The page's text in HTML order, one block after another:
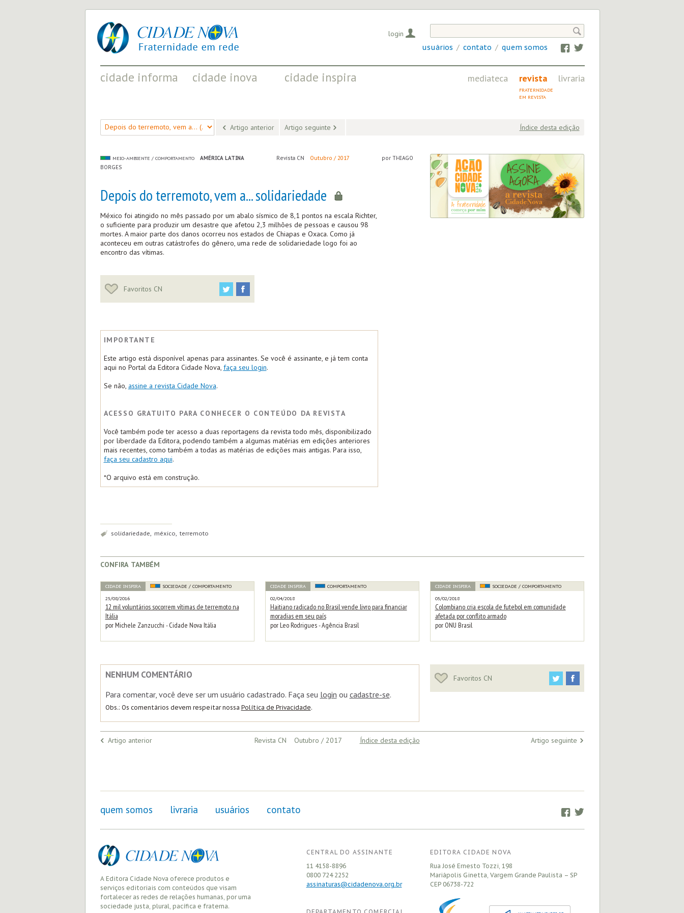
cidade
nova
UM
PROJETO
PELA
FRATERNIDADE
cidade informa cidade inova cidade inspira mediateca revista
FRATERNIDADE
EM REVISTA
livraria

login
usuários / contato / quem somos Facebook
Twitter
Artigo anterior Artigo seguinte Índice desta edição
MEIO-AMBIENTE / COMPORTAMENTO AMÉRICA LATINA Revista CN Outubro / 2017
por THIAGO
BORGES
Depois do terremoto, vem a... solidariedade
México foi atingido no mês passado por um abalo sísmico de 8,1 pontos na escala Richter,
o suficiente para produzir um desastre que afetou 2,3 milhões de pessoas e causou 98
mortes. A maior parte dos danos ocorreu nos estados de Chiapas e Oxaca. Como já
aconteceu em outras catástrofes do gênero, uma rede de solidariedade logo foi ao
encontro das vítimas.
Favoritos CN
IMPORTANTE
Este artigo está disponível apenas para assinantes. Se você é assinante, e já tem conta
aqui no Portal da Editora Cidade Nova, faça seu login.
Se não, assine a revista Cidade Nova.
ACESSO GRATUITO PARA CONHECER O CONTEÚDO DA REVISTA
Você também pode ter acesso a duas reportagens da revista todo mês, disponibilizado
por liberdade da Editora, podendo também a algumas matérias em edições anteriores
mais recentes, como também a todas as matérias de edições mais antigas. Para isso,
faça seu cadastro aqui.
*O arquivo está em construção.
Tags:solidariedade, méxico, terremoto
confira também
CIDADE INSPIRA SOCIEDADE / COMPORTAMENTO
25/08/2016
12 mil voluntários socorrem vítimas de terremoto na
Itália
por Michele Zanzucchi - Cidade Nova Itália
CIDADE INSPIRA COMPORTAMENTO
02/04/2018
Haitiano radicado no Brasil vende livro para financiar
moradias em seu país
por Leo Rodrigues - Agência Brasil
CIDADE INSPIRA SOCIEDADE / COMPORTAMENTO
05/02/2018
Colombiano cria escola de futebol em comunidade
afetada por conflito armado
por ONU Brasil
NENHUM COMENTÁRIO
Para comentar, você deve ser um usuário cadastrado. Faça seu login ou cadastre-se.
Obs.: Os comentários devem respeitar nossa Política de Privacidade.
Favoritos CN
Artigo anterior Revista CN Outubro / 2017 Índice desta edição Artigo seguinte
quem somos livraria usuários contato Facebook
Twitter
A Editora Cidade Nova oferece produtos e
serviços editoriais com conteúdos que visam
fortalecer as redes de relações humanas, por uma
sociedade justa, plural, pacífica e fraterna.
CENTRAL DO ASSINANTE
11 4158-8896
0800 724 2252
assinaturas@cidadenova.org.br
EDITORA CIDADE NOVA
Rua José Ernesto Tozzi, 198
Mariápolis Ginetta, Vargem Grande Paulista – SP
CEP06738-722